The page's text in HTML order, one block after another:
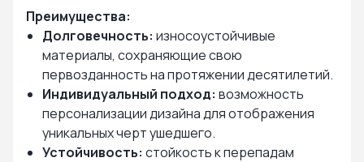
Преимущества:
Долговечность: износоустойчивые
материалы, сохраняющие свою
первозданность на протяжении десятилетий.
Индивидуальный подход: возможность
персонализации дизайна для отображения
уникальных черт ушедшего.
Устойчивость: стойкость к перепадам